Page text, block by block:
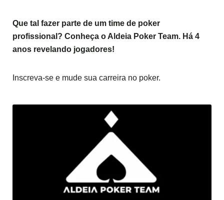
Que tal fazer parte de um time de poker
profissional? Conheça o Aldeia Poker Team. Há 4
anos revelando jogadores!
Inscreva-se e mude sua carreira no poker.